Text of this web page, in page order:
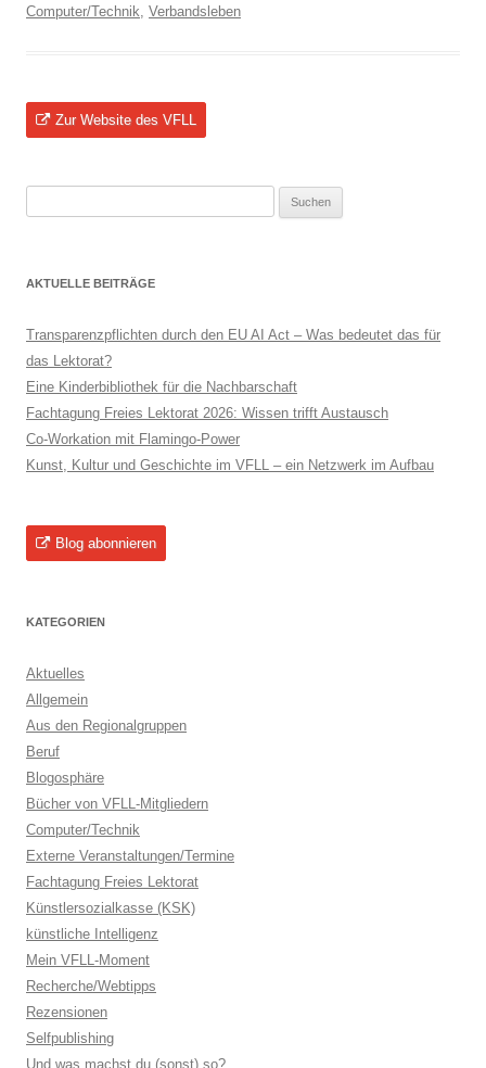
Computer/Technik Verbandsleben
Zur Website des VFLL
AKTUELLE BEITRÄGE
Transparenzpflichten durch den EU AI Act – Was bedeutet das für
das Lektorat?
Eine Kinderbibliothek für die Nachbarschaft
Fachtagung Freies Lektorat 2026: Wissen trifft Austausch
Co-Workation mit Flamingo-Power
Kunst, Kultur und Geschichte im VFLL – ein Netzwerk im Aufbau
Blog abonnieren
KATEGORIEN
Aktuelles
Allgemein
Aus den Regionalgruppen
Beruf
Blogosphäre
Bücher von VFLL-Mitgliedern
Computer/Technik
Externe Veranstaltungen/Termine
Fachtagung Freies Lektorat
Künstlersozialkasse (KSK)
künstliche Intelligenz
Mein VFLL-Moment
Recherche/Webtipps
Rezensionen
Selfpublishing
Und was machst du (sonst) so?